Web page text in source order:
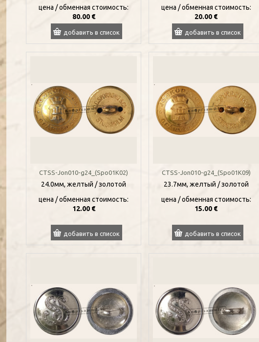
цена / oбменная стоимость:
80.00 €
добавить в список
цена / oбменная стоимость:
20.00 €
добавить в список
CTSS-Jon010-g24_(Spo01K02)
24.0мм, желтый / золотой
цена / oбменная стоимость:
12.00 €
добавить в список
CTSS-Jon010-g24_(Spo01K09)
23.7мм, желтый / золотой
цена / oбменная стоимость:
15.00 €
добавить в список